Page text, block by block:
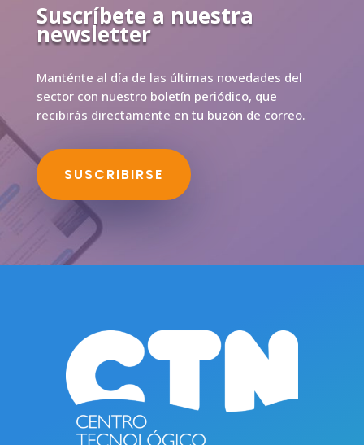
Suscríbete a nuestra
newsletter
Manténte al día de las últimas novedades del
sector con nuestro boletín periódico, que
recibirás directamente en tu buzón de correo.
SUSCRIBIRSE